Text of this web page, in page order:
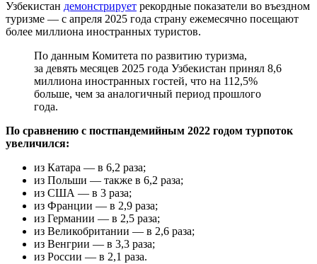
Узбекистан демонстрирует рекордные показатели во въездном
туризме — с апреля 2025 года страну ежемесячно посещают
более миллиона иностранных туристов.
По данным Комитета по развитию туризма,
за девять месяцев 2025 года Узбекистан принял 8,6
миллиона иностранных гостей, что на 112,5%
больше, чем за аналогичный период прошлого
года.
По сравнению с постпандемийным 2022 годом турпоток
увеличился:
из Катара — в 6,2 раза;
из Польши — также в 6,2 раза;
из США — в 3 раза;
из Франции — в 2,9 раза;
из Германии — в 2,5 раза;
из Великобритании — в 2,6 раза;
из Венгрии — в 3,3 раза;
из России — в 2,1 раза.